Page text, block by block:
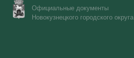
Официальные документы
Новокузнецкого городского округа